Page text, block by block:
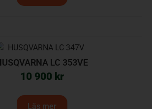
LC 353VE
10 900 kr
Läs mer